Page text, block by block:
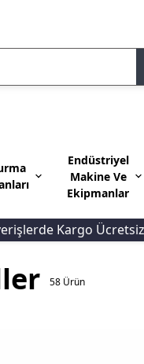
Endüstriyel
Makine Ve
Ekipmanlar
Ücretsiz
58 Ürün